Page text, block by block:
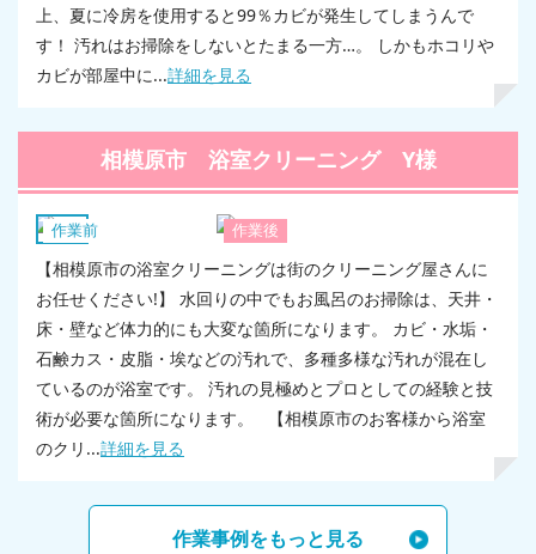
上、夏に冷房を使用すると99％カビが発生してしまうんで
す！ 汚れはお掃除をしないとたまる一方…。 しかもホコリや
カビが部屋中に...詳細を見る
相模原市 浴室クリーニング Y様
作業前 作業後
浴室
【相模原市の浴室クリーニングは街のクリーニング屋さんに
お任せください!】 水回りの中でもお風呂のお掃除は、天井・
床・壁など体力的にも大変な箇所になります。 カビ・水垢・
石鹸カス・皮脂・埃などの汚れで、多種多様な汚れが混在し
ているのが浴室です。 汚れの見極めとプロとしての経験と技
術が必要な箇所になります。 【相模原市のお客様から浴室
のクリ...詳細を見る
作業事例をもっと見る